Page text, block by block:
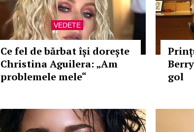
VEDETE
Ce fel de bărbat își dorește
Christina Aguilera: „Am
problemele mele“
gol